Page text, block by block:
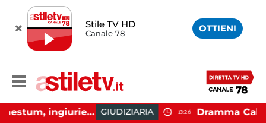
Stile TV HD
Canale 78 OTTIENI
Capaccio Paestum, ingiurie alla Polizia Municipale sui social: indagato un cittadino GIUDIZIARIA 13:26